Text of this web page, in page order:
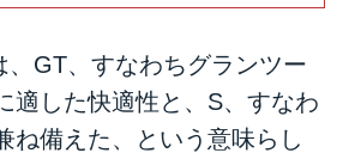
、GT、すなわちグランツー
適した快適性と、S、すなわ
ね備えた、という意味らし